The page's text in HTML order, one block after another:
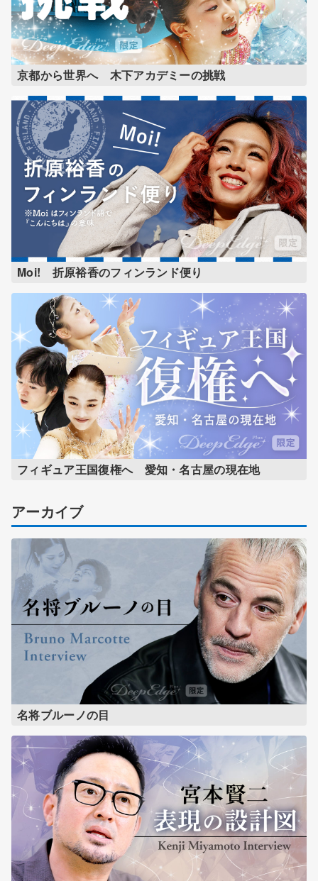
京都から世界へ 木下アカデミーの挑戦
Moi! 折原裕香のフィンランド便り
フィギュア王国復権へ 愛知・名古屋の現在地
アーカイブ
名将ブルーノの目